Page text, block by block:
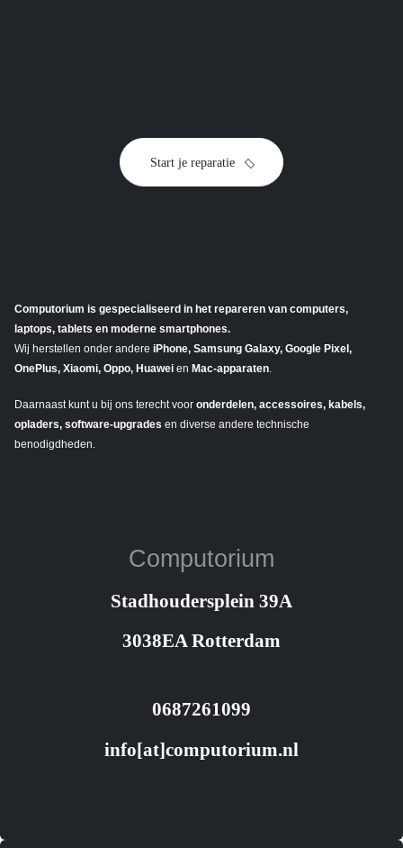
Start je reparatie
Computorium is gespecialiseerd in het repareren van computers,
laptops, tablets en moderne smartphones.
Wij herstellen onder andere iPhone, Samsung Galaxy, Google Pixel,
OnePlus, Xiaomi, Oppo, Huawei en Mac-apparaten
Daarnaast kunt u bij ons terecht voor onderdelen, accessoires, kabels,
opladers, software-upgrades en diverse andere technische
benodigdheden.
Computorium
Stadhoudersplein 39A
3038EA Rotterdam
0687261099
info[at]computorium.nl